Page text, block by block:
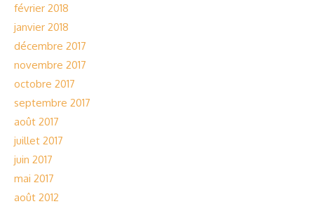
février 2018
janvier 2018
décembre 2017
novembre 2017
octobre 2017
septembre 2017
août 2017
juillet 2017
juin 2017
mai 2017
août 2012